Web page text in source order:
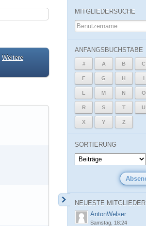
Weitere
MITGLIEDERSUCHE
ANFANGSBUCHSTABE
# A B C
F G H I
L M N O
R S T U
X Y Z
SORTIERUNG
NEUESTE MITGLIEDER
AntonWelser
Samstag, 18:24